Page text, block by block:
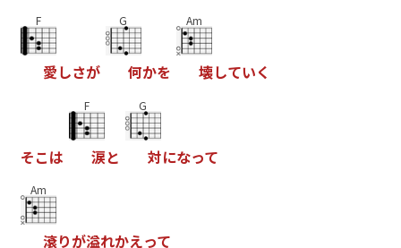
F
愛しさが
G
何かを
Am
壊していく
そこは
F
涙と
G
対になって
Am
滾りが溢れかえって